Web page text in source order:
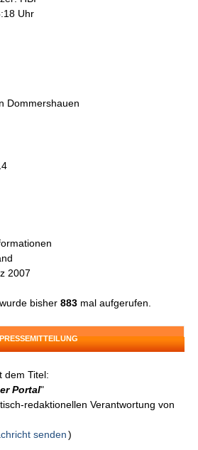
Uhr
Dommershauen
2007
bisher883 mal aufgerufen.
dem Titel:
Portal"
redaktionellen Verantwortung von
senden )